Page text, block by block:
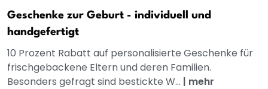
Geschenke zur Geburt - individuell und
handgefertigt
10 Prozent Rabatt auf personalisierte Geschenke für
frischgebackene Eltern und deren Familien.
Besonders gefragt sind bestickte W... | mehr